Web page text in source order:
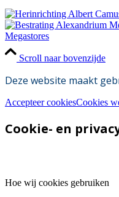
Megastores
Scroll naar bovenzijde
Deze website maakt
Accepteer cookiesCookies
Cookie- en
Hoe wij cookies gebruiken